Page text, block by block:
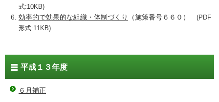
式:10KB)
効率的で効果的な組織・体制づくり （施策番号６６０） (PDF
形式:11KB)
平成１３年度
６月補正